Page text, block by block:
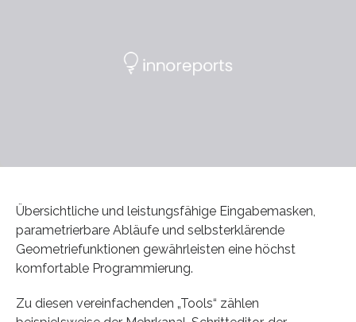
Übersichtliche und leistungsfähige Eingabemasken,
parametrierbare Abläufe und selbsterklärende
Geometriefunktionen gewährleisten eine höchst
komfortable Programmierung.
Zu diesen vereinfachenden „Tools“ zählen